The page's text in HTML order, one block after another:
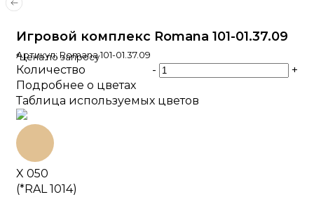
Игровой комплекс Romana 101-01.37.09
Артикул: Romana 101-01.37.09
*Цена по запросу
Количество -
+
Подробнее о цветах
Таблица используемых цветов
X 050
(*RAL 1014)